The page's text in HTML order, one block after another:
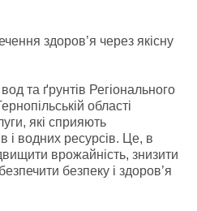
здоров’я через якісну
та ґрунтів Регіонального
області
які сприяють
і водних ресурсів. Це, в
врожайність, знизити
безпеку і здоров’я